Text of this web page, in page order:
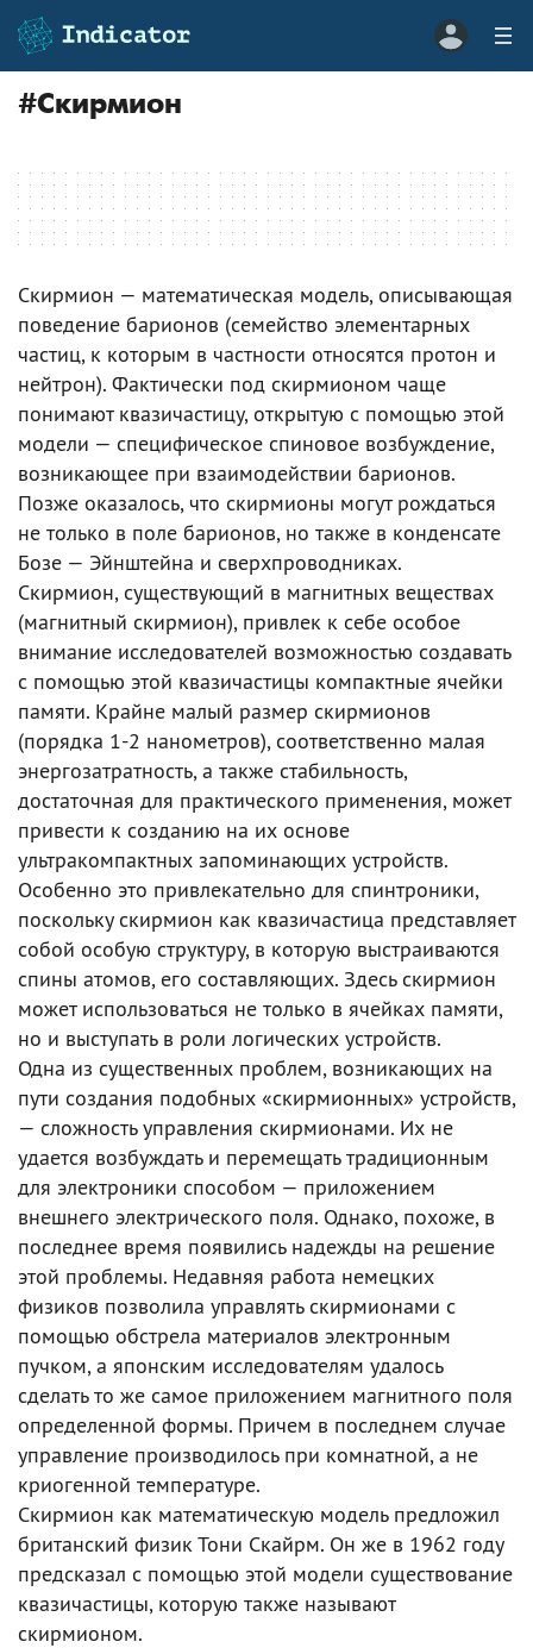
#Скирмион
Скирмион — математическая модель, описывающая
поведение барионов (семейство элементарных
частиц, к которым в частности относятся протон и
нейтрон). Фактически под скирмионом чаще
понимают квазичастицу, открытую с помощью этой
модели — специфическое спиновое возбуждение,
возникающее при взаимодействии барионов.
Позже оказалось, что скирмионы могут рождаться
не только в поле барионов, но также в конденсате
Бозе — Эйнштейна и сверхпроводниках.
Скирмион, существующий в магнитных веществах
(магнитный скирмион), привлек к себе особое
внимание исследователей возможностью создавать
с помощью этой квазичастицы компактные ячейки
памяти. Крайне малый размер скирмионов
(порядка 1-2 нанометров), соответственно малая
энергозатратность, а также стабильность,
достаточная для практического применения, может
привести к созданию на их основе
ультракомпактных запоминающих устройств.
Особенно это привлекательно для спинтроники,
поскольку скирмион как квазичастица представляет
собой особую структуру, в которую выстраиваются
спины атомов, его составляющих. Здесь скирмион
может использоваться не только в ячейках памяти,
но и выступать в роли логических устройств.
Одна из существенных проблем, возникающих на
пути создания подобных «скирмионных» устройств,
— сложность управления скирмионами. Их не
удается возбуждать и перемещать традиционным
для электроники способом — приложением
внешнего электрического поля. Однако, похоже, в
последнее время появились надежды на решение
этой проблемы. Недавняя работа немецких
физиков позволила управлять скирмионами с
помощью обстрела материалов электронным
пучком, а японским исследователям удалось
сделать то же самое приложением магнитного поля
определенной формы. Причем в последнем случае
управление производилось при комнатной, а не
криогенной температуре.
Скирмион как математическую модель предложил
британский физик Тони Скайрм. Он же в 1962 году
предсказал с помощью этой модели существование
квазичастицы, которую также называют
скирмионом.